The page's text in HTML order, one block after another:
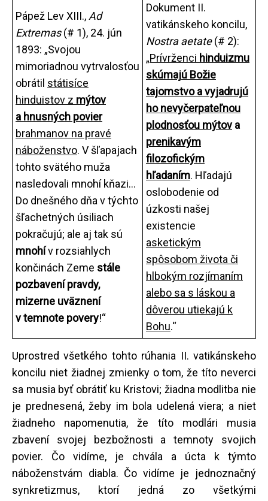
Pápež Lev XIII., Ad
Extremas(# 1), 24. jún
1893: „Svojou
mimoriadnou vytrvalosťou
obrátil státisíce
hinduistov z mýtov
a hnusných povier
brahmanov na pravé
náboženstvo. V šľapajach
tohto svätého muža
nasledovali mnohí kňazi...
Do dnešného dňa v týchto
šľachetných úsiliach
pokračujú; ale aj tak sú
mnohív rozsiahlych
končinách Zeme stále
pozbavení pravdy,
mizerne uväznení
v temnote povery!“
Dokument II.
vatikánskeho koncilu,
Nostra aetate(# 2):
„Prívrženci hinduizmu
skúmajú Božie
tajomstvo a vyjadrujú
ho nevyčerpateľnou
plodnosťou mýtova
prenikavým
filozofickým
hľadaním. Hľadajú
oslobodenie od
úzkosti našej
existencie
asketickým
spôsobom života či
hlbokým rozjímaním
alebo sa s láskou a
dôverou utiekajú k
Bohu.“
Uprostred všetkého tohto rúhania II. vatikánskeho
koncilu niet žiadnej zmienky o tom, že títo neverci
sa musia byť obrátiť ku Kristovi; žiadna modlitba nie
je prednesená, žeby im bola udelená viera; a niet
žiadneho napomenutia, že títo modlári musia
zbavení svojej bezbožnosti a temnoty svojich
povier. Čo vidíme, je chvála a úcta k týmto
náboženstvám diabla. Čo vidíme je jednoznačný
synkretizmus, ktorí jedná zo všetkými